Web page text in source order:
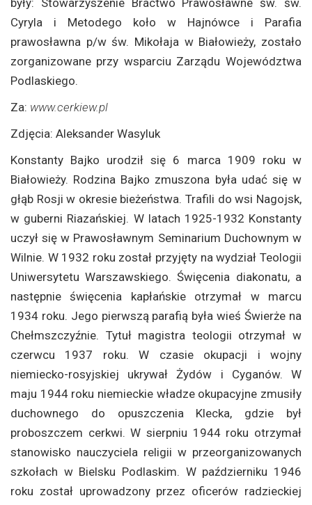
Cyryla i Metodego koło w Hajnówce i Parafia
prawosławna p/w św. Mikołaja w Białowieży, zostało
zorganizowane przy wsparciu Zarządu Województwa
Podlaskiego.
Za: www.cerkiew.pl
Zdjęcia: Aleksander Wasyluk
Konstanty Bajko urodził się 6 marca 1909 roku w
Białowieży. Rodzina Bajko zmuszona była udać się w
głąb Rosji w okresie bieżeństwa. Trafili do wsi Nagojsk,
w guberni Riazańskiej. W latach 1925-1932 Konstanty
uczył się w Prawosławnym Seminarium Duchownym w
Wilnie. W 1932 roku został przyjęty na wydział Teologii
Uniwersytetu Warszawskiego. Święcenia diakonatu, a
następnie święcenia kapłańskie otrzymał w marcu
1934 roku. Jego pierwszą parafią była wieś Świerże na
Chełmszczyźnie. Tytuł magistra teologii otrzymał w
czerwcu 1937 roku. W czasie okupacji i wojny
niemiecko-rosyjskiej ukrywał Żydów i Cyganów. W
maju 1944 roku niemieckie władze okupacyjne zmusiły
duchownego do opuszczenia Klecka, gdzie był
proboszczem cerkwi. W sierpniu 1944 roku otrzymał
stanowisko nauczyciela religii w przeorganizowanych
szkołach w Bielsku Podlaskim. W październiku 1946
roku został uprowadzony przez oficerów radzieckiej